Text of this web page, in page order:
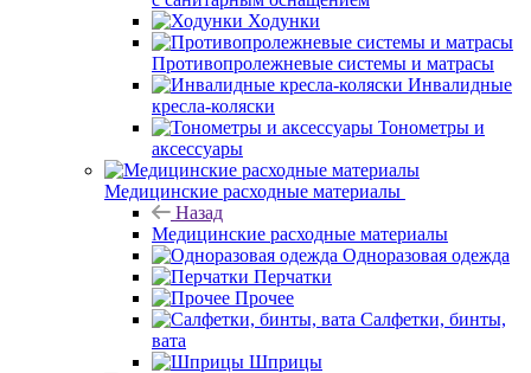
Ходунки
Противопролежневые системы и матрасы
Инвалидные
кресла-коляски
Тонометры и
аксессуары
Медицинские расходные материалы
Назад
Медицинские расходные материалы
Одноразовая одежда
Перчатки
Прочее
Салфетки, бинты,
вата
Шприцы